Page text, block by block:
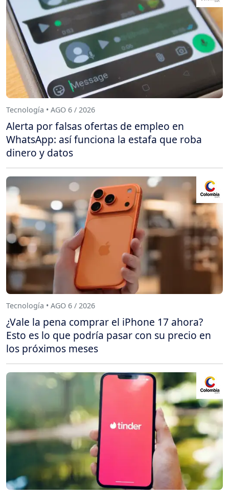
Tecnología • AGO 6 / 2026
Alerta por falsas ofertas de empleo en
WhatsApp: así funciona la estafa que roba
dinero y datos
Tecnología • AGO 6 / 2026
¿Vale la pena comprar el iPhone 17 ahora?
Esto es lo que podría pasar con su precio en
los próximos meses